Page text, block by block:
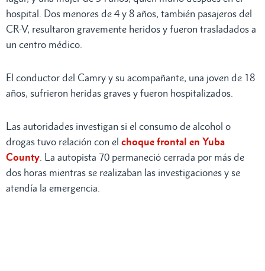
hospital. Dos menores de 4 y 8 años, también pasajeros del
CR-V, resultaron gravemente heridos y fueron trasladados a
un centro médico.
El conductor del Camry y su acompañante, una joven de 18
años, sufrieron heridas graves y fueron hospitalizados.
Las autoridades investigan si el consumo de alcohol o
drogas tuvo relación con el choque frontal en Yuba
County . La autopista 70 permaneció cerrada por más de
dos horas mientras se realizaban las investigaciones y se
atendía la emergencia.